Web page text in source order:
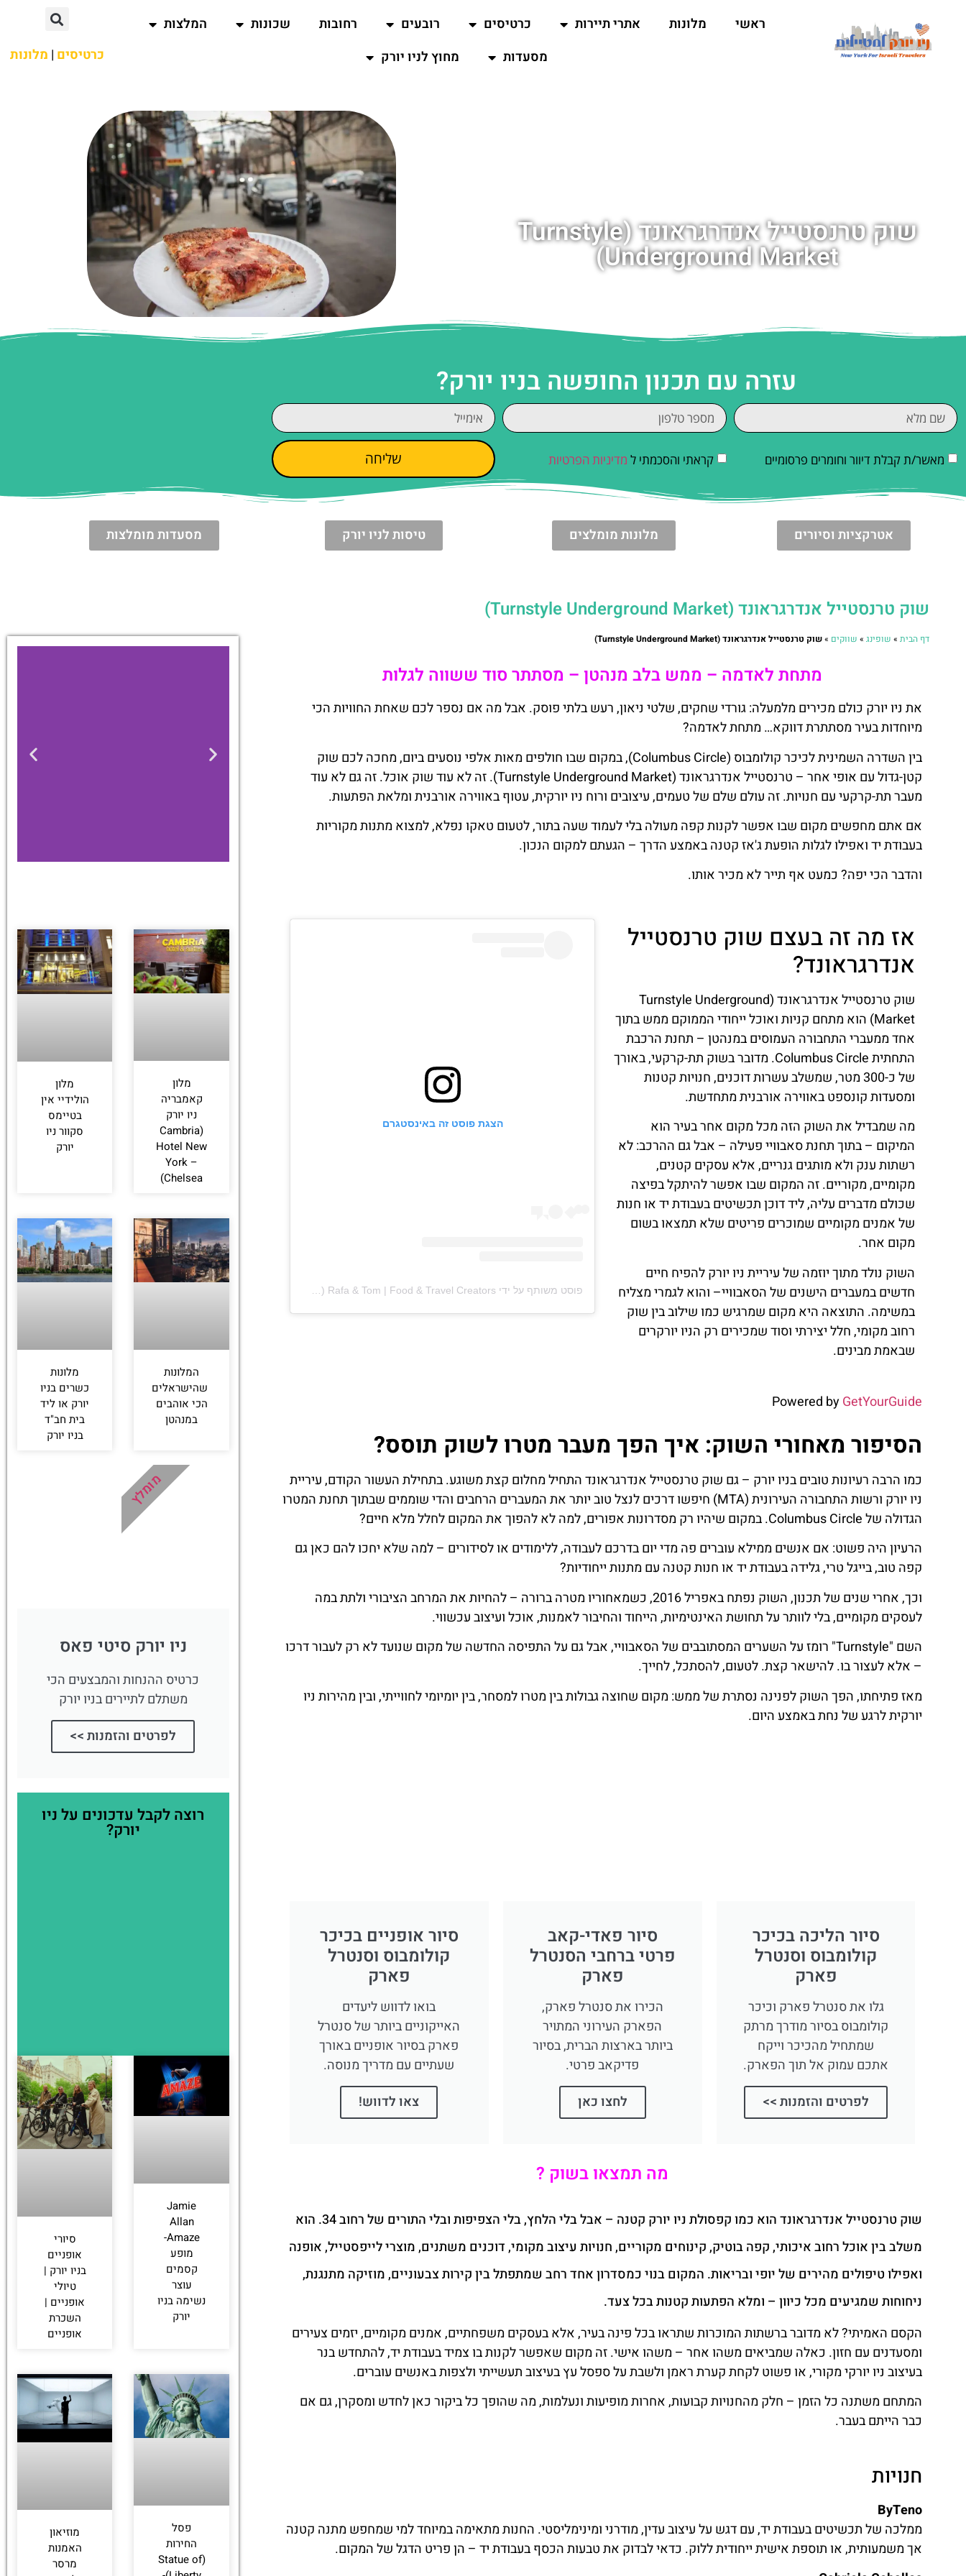
ראשי מלונות אתרי תיירות כרטיסים רובעים רחובות שכונות
המלצות
מסעדות
מחוץ לניו יורק כרטיסים | מלונות
שוק טרנסטייל אנדרגראונד (Turnstyle
Underground Market)
עזרה עם תכנון החופשה בניו יורק?
מאשר/ת קבלת דיוור וחומרים פרסומיים קראתי והסכמתי ל מדיניות הפרטיות שליחה
אטרקציות וסיורים מלונות מומלצים טיסות לניו יורק מסעדות מומלצות
שוק טרנסטייל אנדרגראונד (Turnstyle Underground Market)
דף הבית» שופינג» שווקים »שוק טרנסטייל אנדרגראונד (Turnstyle Underground Market)
מתחת לאדמה – ממש בלב מנהטן – מסתתר סוד ששווה לגלות
את ניו יורק כולם מכירים מלמעלה: גורדי שחקים, שלטי ניאון, רעש בלתי פוסק. אבל מה אם נספר לכם שאחת החוויות הכי
מיוחדות בעיר מסתתרת דווקא… מתחת לאדמה?
בין השדרה השמינית לכיכר קולומבוס (Columbus Circle), במקום שבו חולפים מאות אלפי נוסעים ביום, מחכה לכם שוק
קטן-גדול עם אופי אחר – טרנסטייל אנדרגראונד (Turnstyle Underground Market). זה לא עוד שוק אוכל. זה גם לא עוד
מעבר תת-קרקעי עם חנויות. זה עולם שלם של טעמים, עיצובים ורוח ניו יורקית, עטוף באווירה אורבנית ומלאת הפתעות.
אם אתם מחפשים מקום שבו אפשר לקנות קפה מעולה בלי לעמוד שעה בתור, לטעום טאקו נפלא, למצוא מתנות מקוריות
בעבודת יד ואפילו לגלות הופעת ג'אז קטנה באמצע הדרך – הגעתם למקום הנכון.
והדבר הכי יפה? כמעט אף תייר לא מכיר אותו.
אז מה זה בעצם שוק טרנסטייל
אנדרגראונד?
שוק טרנסטייל אנדרגראונד (Turnstyle Underground
Market) הוא מתחם קניות ואוכל ייחודי הממוקם ממש בתוך
אחד ממעברי התחבורה העמוסים במנהטן – תחנת הרכבת
התחתית Columbus Circle. מדובר בשוק תת-קרקעי, באורך
של כ-300 מטר, שמשלב עשרות דוכנים, חנויות קטנות
ומסעדות קונספט באווירה אורבנית מתחדשת.
מה שמבדיל את השוק הזה מכל מקום אחר בעיר הוא
המיקום – בתוך תחנת סאבוויי פעילה – אבל גם ההרכב: לא
רשתות ענק ולא מותגים גנריים, אלא עסקים קטנים,
מקומיים, מקוריים. זה המקום שבו אפשר להיתקל בפיצה
שכולם מדברים עליה, ליד דוכן תכשיטים בעבודת יד או חנות
של אמנים מקומיים שמוכרים פריטים שלא תמצאו בשום
מקום אחר.
השוק נולד מתוך יוזמה של עיריית ניו יורק להפיח חיים
חדשים במעברים הישנים של הסאבוויי– והוא לגמרי מצליח
במשימה. התוצאה היא מקום שמרגיש כמו שילוב בין שוק
רחוב מקומי, חלל יצירתי וסוד שמכירים רק הניו יורקרים
שבאמת מבינים.
הצגת פוסט זה באינסטגרם
פוסט משותף על ידי ‏‎Rafa & Tom | Food & Travel Creators‎‏ (@‏‎jetset.feast.repeat‎‏)
Powered byGetYourGuide
הסיפור מאחורי השוק: איך הפך מעבר מטרו לשוק תוסס?
כמו הרבה רעיונות טובים בניו יורק – גם שוק טרנסטייל אנדרגראונד התחיל מחלום קצת משוגע. בתחילת העשור הקודם, עיריית
ניו יורק ורשות התחבורה העירונית (MTA) חיפשו דרכים לנצל טוב יותר את המעברים הרחבים והדי שוממים שבתוך תחנת המטרו
הגדולה של Columbus Circle. במקום שיהיו רק מסדרונות אפורים, למה לא להפוך את המקום לחלל מלא חיים?
הרעיון היה פשוט: אם אנשים ממילא עוברים פה מדי יום בדרכם לעבודה, ללימודים או לסידורים – למה שלא יחכו להם כאן גם
קפה טוב, בייגל טרי, גלידה בעבודת יד או חנות קטנה עם מתנות ייחודיות?
וכך, אחרי שנים של תכנון, השוק נפתח באפריל 2016, כשמאחוריו מטרה ברורה – להחיות את המרחב הציבורי ולתת במה
לעסקים מקומיים, בלי לוותר על תחושת האינטימיות, הייחוד והחיבור לאמנות, אוכל ועיצוב עכשווי.
השם "Turnstyle" רומז על השערים המסתובבים של הסאבוויי, אבל גם על התפיסה החדשה של מקום שנועד לא רק לעבור דרכו
– אלא לעצור בו. להישאר קצת. לטעום, להסתכל, לחייך.
מאז פתיחתו, הפך השוק לפנינה נסתרת של ממש: מקום שחוצה גבולות בין מטרו למסחר, בין יומיומי לחווייתי, ובין מהירות ניו
יורקית לרגע של נחת באמצע היום.
סיור הליכה בכיכר
קולומבוס וסנטרל
פארק
גלו את סנטרל פארק וכיכר
קולומבוס בסיור מודרך מרתק
שמתחיל מהכיכר וייקח
אתכם עמוק אל תוך הפארק.
לפרטים והזמנות >>
סיור פאדי-קאב
פרטי ברחבי הסנטרל
פארק
הכירו את סנטרל פארק,
הפארק העירוני המתויר
ביותר בארצות הברית, בסיור
פדיקאב פרטי.
לחצו כאן
סיור אופניים בכיכר
קולומבוס וסנטרל
פארק
בואו לדווש ליעדים
האייקוניים ביותר של סנטרל
פארק בסיור אופניים באורך
שעתיים עם מדריך מנוסה.
צאו לדווש!
מה תמצאו בשוק ?
שוק טרנסטייל אנדרגראונד הוא כמו קפסולת ניו יורק קטנה – אבל בלי הלחץ, בלי הצפיפות ובלי התורים של רחוב 34. הוא
משלב בין אוכל רחוב איכותי, קפה בוטיק, קינוחים מקוריים, חנויות עיצוב מקומי, דוכנים משתנים, מוצרי לייפסטייל, אופנה
ואפילו טיפולים מהירים של יופי ובריאות. המקום בנוי כמסדרון אחד רחב שמתפתל בין קירות צבעוניים, מוזיקה מתנגנת,
ניחוחות שמגיעים מכל כיוון – ומלא הפתעות קטנות בכל צעד.
הקסם האמיתי? לא מדובר ברשתות המוכרות שתראו בכל פינה בעיר, אלא בעסקים משפחתיים, אמנים מקומיים, יזמים צעירים
ומסעדנים עם חזון. כאלה שמביאים משהו אחר – משהו אישי. זה מקום שאפשר לקנות בו צמיד בעבודת יד, להתחדש בנר
בעיצוב ניו יורקי מקורי, או פשוט לקחת קערת ראמן ולשבת על ספסל עץ בעיצוב תעשייתי ולצפות באנשים עוברים.
המתחם משתנה כל הזמן – חלק מהחנויות קבועות, אחרות מופיעות ונעלמות, מה שהופך כל ביקור כאן לחדש ומסקרן, גם אם
כבר הייתם בעבר.
חנויות
ByTeno
ממלכה של תכשיטים בעבודת יד, עם דגש על עיצוב עדין, מודרני ומינימליסטי. החנות מתאימה במיוחד למי שמחפש מתנה קטנה
אך משמעותית, או תוספת אישית ייחודית ללוק. כדאי לבדוק את טבעות הכסף בעבודת יד – הן פריט הדגל של המקום.
מציאת מלון
מומלץ?
לחצו
מלון
קאמבריה
ניו יורק
(Cambria
Hotel New
York –
Chelsea)
מלון
הולידיי אין
בטיימס
סקוור ניו
יורק
המלונות
שהישראלים
הכי אוהבים
במנהטן
מלונות
כשרים בניו
יורק או ליד
בית חב"ד
בניו יורק
ניו יורק סיטי פאס
כרטיס ההנחות והמבצעים הכי
משתלם לתיירים בניו יורק
לפרטים והזמנות >>
מומלץ
רוצה לקבל עדכונים על ניו
יורק?
Jamie
Allan
Amaze-
מופע
קסמים
עוצר
נשימה בניו
יורק
סיורי
אופניים
בניו יורק |
טיולי
אופניים |
השכרת
אופניים
פסל
החירות
(Statue of
מוזיאון
האמנות
מרסר